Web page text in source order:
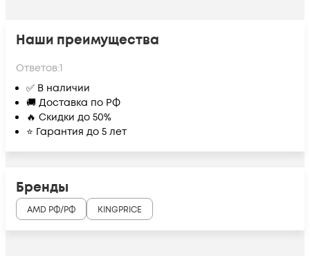
Наши преимущества
Ответов:1
✅ В наличии
🚚 Доставка по РФ
🔥 Скидки до 50%
⭐ Гарантия до 5 лет
Бренды
AMD РФ/РФ KINGPRICE